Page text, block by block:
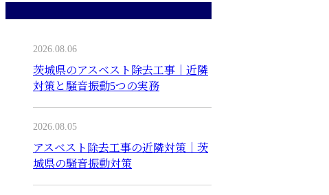
2026.08.06
茨城県のアスベスト除去工事｜近隣
対策と騒音振動5つの実務
2026.08.05
アスベスト除去工事の近隣対策｜茨
城県の騒音振動対策